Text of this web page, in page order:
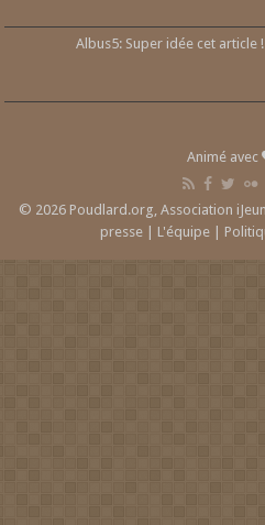
Albus5: Super idée cet article
Animé avec
© 2026 Poudlard.org, Association
presse
L'équipe